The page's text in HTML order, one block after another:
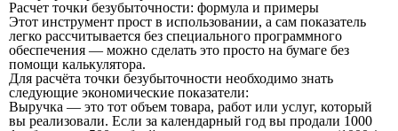
Расчет точки безубыточности: формула и примеры
Этот инструмент прост в использовании, а сам показатель
легко рассчитывается без специального программного
обеспечения — можно сделать это просто на бумаге без
помощи калькулятора.
Для расчёта точки безубыточности необходимо знать
следующие экономические показатели:
Выручка — это тот объем товара, работ или услуг, который
вы реализовали. Если за календарный год вы продали 1000